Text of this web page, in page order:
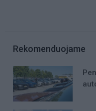
Rekomenduojame